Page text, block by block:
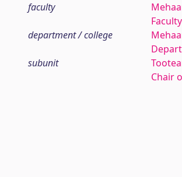
faculty
department / college
subunit
Chair